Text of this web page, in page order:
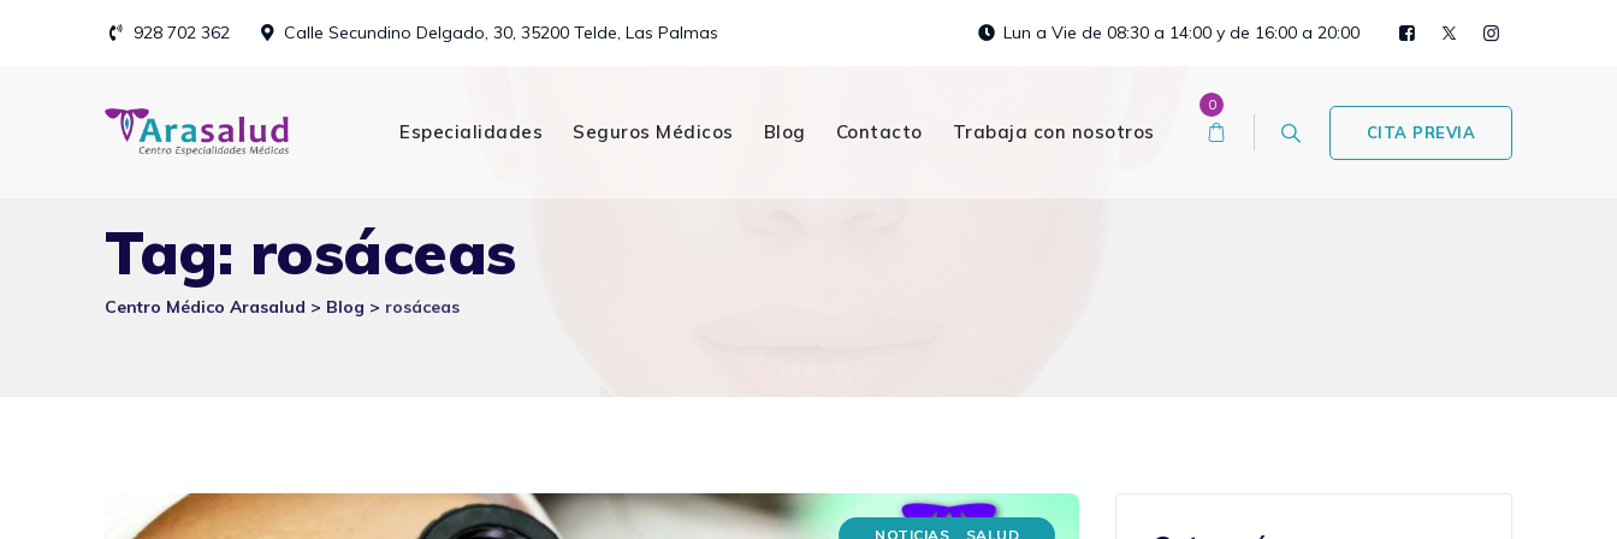
928 702 362 Calle Secundino Delgado, 30, 35200 Telde, Las Palmas Lun a Vie de 08:30 a 14:00 y de 16:00 a 20:00
Especialidades Seguros Médicos Blog Contacto Trabaja con nosotros
0
CITA PREVIA
Tag: rosáceas
Centro Médico Arasalud > Blog > rosáceas
NOTICIAS SALUD